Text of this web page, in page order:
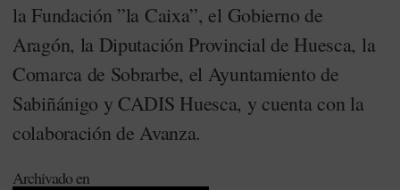
la Fundación ”la Caixa”, el Gobierno de
Aragón, la Diputación Provincial de Huesca, la
Comarca de Sobrarbe, el Ayuntamiento de
Sabiñánigo y CADIS Huesca, y cuenta con la
colaboración de Avanza.
Archivado en